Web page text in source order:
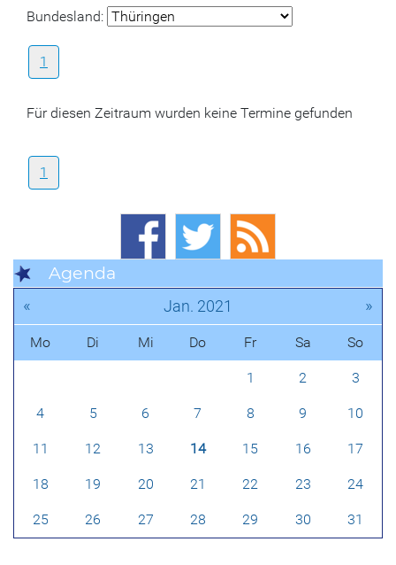
Bundesland:
1
Für diesen Zeitraum wurden keine Termine gefunden
1
Agenda
« Jan. 2021 »
Mo Di Mi Do Fr Sa So
1 2 3
4 5 6 7 8 9 10
11 12 13 14 15 16 17
18 19 20 21 22 23 24
25 26 27 28 29 30 31